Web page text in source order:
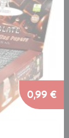
0,99 €